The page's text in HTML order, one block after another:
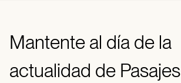
Mantente al día de la
actualidad de Pasajes